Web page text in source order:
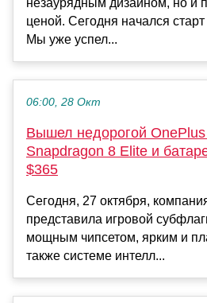
ценой. Сегодня начался
Мы уже успел...
06:00, 28 Окт
Вышел недорогой
Snapdragon 8 Elite и
$365
Сегодня, 27 октября,
представила игровой
мощным чипсетом, ярким и
также системе интелл...